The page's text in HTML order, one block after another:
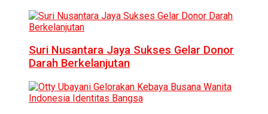
Suri Nusantara Jaya Sukses Gelar Donor
Darah Berkelanjutan